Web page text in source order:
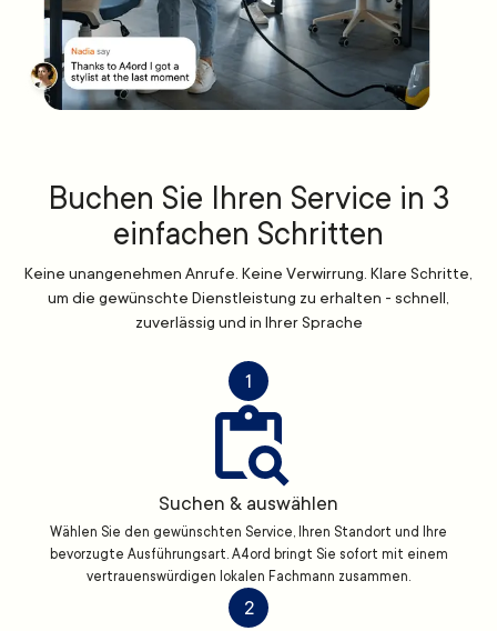
Buchen Sie Ihren Service in 3
einfachen Schritten
Keine unangenehmen Anrufe. Keine Verwirrung. Klare Schritte,
um die gewünschte Dienstleistung zu erhalten - schnell,
zuverlässig und in Ihrer Sprache
1
Suchen & auswählen
Wählen Sie den gewünschten Service, Ihren Standort und Ihre
bevorzugte Ausführungsart. A4ord bringt Sie sofort mit einem
vertrauenswürdigen lokalen Fachmann zusammen.
2